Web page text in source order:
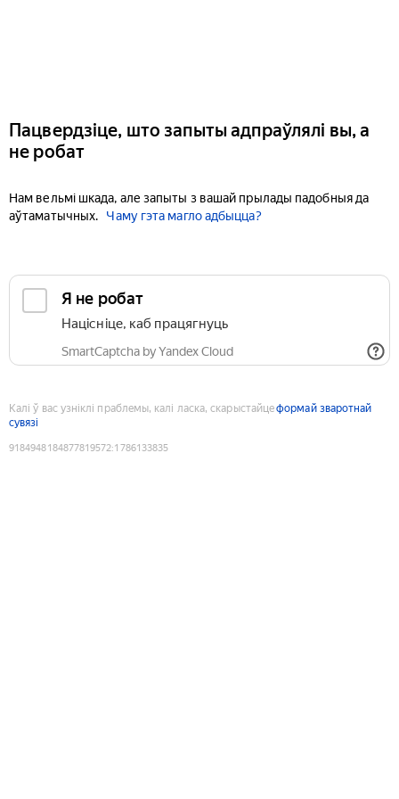
Пацвердзіце, што запыты адпраўлялі вы, а
не робат
Нам вельмі шкада, але запыты з вашай прылады падобныя да
аўтаматычных.
Чаму гэта магло адбыцца?
Я не робат
Націсніце, каб працягнуць
SmartCaptcha by Yandex Cloud
Калі ў вас узніклі праблемы, калі ласка, скарыстайцеформай зваротнай
сувязі
9184948184877819572:1786133835